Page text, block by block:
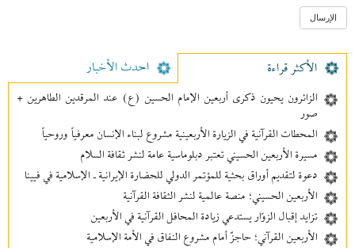
الأکثر قراءة احدث الأخبار
الزائرون يحيون ذكرى أربعين الإمام الحسين (ع) عند المرقدين الطاهرين +
صور
المحطات القرآنية في الزيارة الأربعينية مشروع لبناء الإنسان معرفیاً وروحياً
مسيرة الأربعين الحسيني تعتبر دبلوماسية عامة لنشر ثقافة السلام
دعوة لتقديم أوراق بحثية للمؤتمر الدولي للحضارة الإيرانية ـ الإسلامية في فيينا
الأربعين الحسيني؛ منصة عالمية لنشر الثقافة القرآنية
تزايد إقبال الزوّار يستدعي زيادة المحافل القرآنية في الأربعين
الأربعين القرآني؛ حاجزٌ أمام مشروع النفاق في الأمة الإسلامية